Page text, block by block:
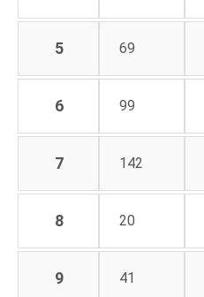
5 69
6 99
7 142
8 20
9 41